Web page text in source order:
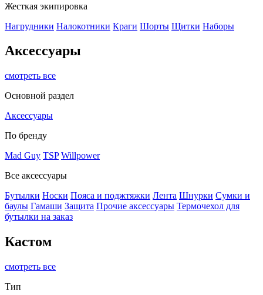
Жесткая экипировка
Нагрудники Налокотники Краги Шорты Щитки Наборы
Аксессуары
смотреть все
Основной раздел
Аксессуары
По бренду
Mad Guy TSP Willpower
Все аксессуары
Бутылки Носки Пояса и поджтяжки Лента Шнурки Сумки и
баулы Гамаши Защита Прочие аксессуары Термочехол для
бутылки на заказ
Кастом
смотреть все
Тип